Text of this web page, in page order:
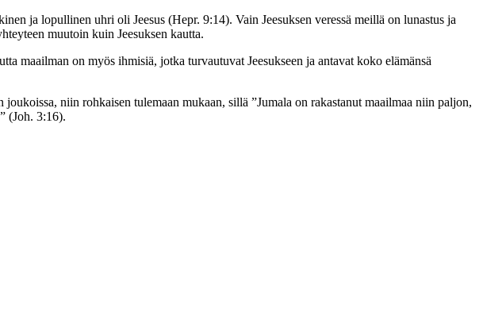
ja lopullinen uhri oli Jeesus (Hepr. 9:14). Vain Jeesuksen veressä meillä on lunastus ja
muutoin kuin Jeesuksen kautta.
maailman on myös ihmisiä, jotka turvautuvat Jeesukseen ja antavat koko elämänsä
niin rohkaisen tulemaan mukaan, sillä ”Jumala on rakastanut maailmaa niin paljon,
(Joh. 3:16).